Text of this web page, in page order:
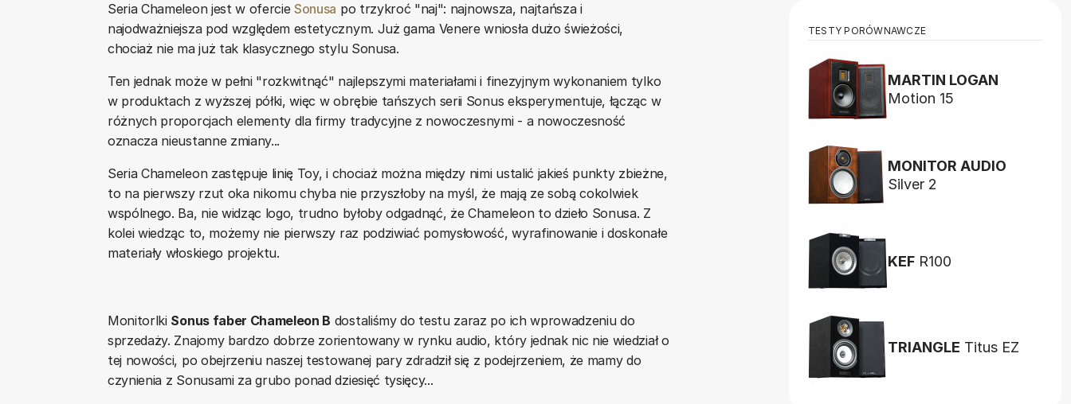
Seria Chameleon jest w ofercieSonusa po trzykroć "naj": najnowsza, najtańsza i
najodważniejsza pod względem estetycznym. Już gama Venere wniosła dużo świeżości,
chociaż nie ma już tak klasycznego stylu Sonusa.
Ten jednak może w pełni "rozkwitnąć" najlepszymi materiałami i finezyjnym wykonaniem tylko
w produktach z wyższej półki, więc w obrębie tańszych serii Sonus eksperymentuje, łącząc w
różnych proporcjach elementy dla firmy tradycyjne z nowoczesnymi - a nowoczesność
oznacza nieustanne zmiany...
Seria Chameleon zastępuje linię Toy, i chociaż można między nimi ustalić jakieś punkty zbieżne,
to na pierwszy rzut oka nikomu chyba nie przyszłoby na myśl, że mają ze sobą cokolwiek
wspólnego. Ba, nie widząc logo, trudno byłoby odgadnąć, że Chameleon to dzieło Sonusa. Z
kolei wiedząc to, możemy nie pierwszy raz podziwiać pomysłowość, wyrafinowanie i doskonałe
materiały włoskiego projektu.
Monitorlki Sonus faber Chameleon B dostaliśmy do testu zaraz po ich wprowadzeniu do
sprzedaży. Znajomy bardzo dobrze zorientowany w rynku audio, który jednak nic nie wiedział o
tej nowości, po obejrzeniu naszej testowanej pary zdradził się z podejrzeniem, że mamy do
czynienia z Sonusami za grubo ponad dziesięć tysięcy...
TESTY PORÓWNAWCZE
MARTIN LOGAN
Motion 15
MONITOR AUDIO
Silver 2
KEF R100
TRIANGLE Titus EZ